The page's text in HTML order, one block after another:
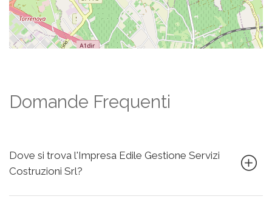
Domande Frequenti
Dove si trova l'Impresa Edile Gestione Servizi
Costruzioni Srl?